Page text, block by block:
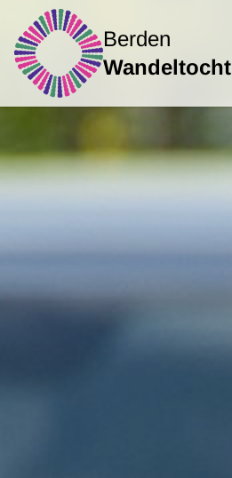
Berden
Wandeltocht
Praktische informatie